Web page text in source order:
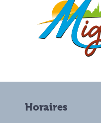
Horaires